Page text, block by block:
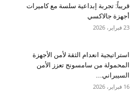
قريباً: تجربة إبداعية سلسة مع كاميرات
أجهزة جالاكسي
23 فبراير، 2026
استراتيجية انعدام الثقة لأمن الأجهزة
المحمولة من سامسونج تعزز الأمن
السيبراني...
16 فبراير، 2026